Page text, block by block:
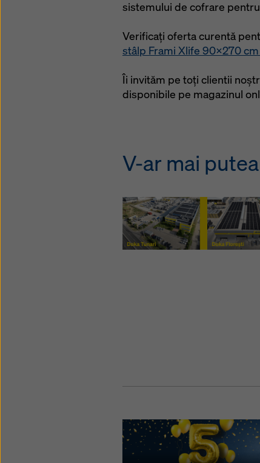
sistemului de cofrare
Verificați oferta curentă
stâlp Frami Xlife 90x270 cm
Îi invităm pe toți clientii
disponibile pe magazinul
V-ar mai